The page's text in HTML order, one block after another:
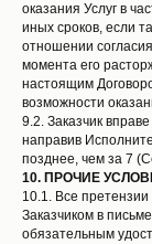
оказания Услуг в
иных сроков, если
отношении
момента его
настоящим
возможности
9.2. Заказчик
направив
позднее, чем за 7
10. ПРОЧИЕ
10.1. Все
Заказчиком в
обязательным